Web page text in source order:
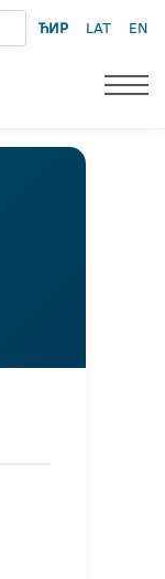
ЋИР LAT EN